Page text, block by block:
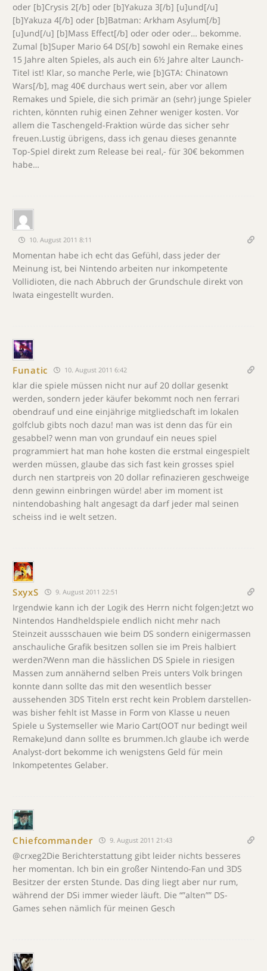
oder [b]Crysis 2[/b] oder [b]Yakuza 3[/b] [u]und[/u]
[b]Yakuza 4[/b] oder [b]Batman: Arkham Asylum[/b]
[u]und[/u] [b]Mass Effect[/b] oder oder oder… bekomme.
Zumal [b]Super Mario 64 DS[/b] sowohl ein Remake eines
15 Jahre alten Spieles, als auch ein 6½ Jahre alter Launch-
Titel ist! Klar, so manche Perle, wie [b]GTA: Chinatown
Wars[/b], mag 40€ durchaus wert sein, aber vor allem
Remakes und Spiele, die sich primär an (sehr) junge Spieler
richten, könnten ruhig einen Zehner weniger kosten. Vor
allem die Taschengeld-Fraktion würde das sicher sehr
freuen.Lustig übrigens, dass ich genau dieses genannte
Top-Spiel direkt zum Release bei real,- für 30€ bekommen
habe…
10. August 2011 8:11
Momentan habe ich echt das Gefühl, dass jeder der
Meinung ist, bei Nintendo arbeiten nur inkompetente
Vollidioten, die nach Abbruch der Grundschule direkt von
Iwata eingestellt wurden.
Funatic 10. August 2011 6:42
klar die spiele müssen nicht nur auf 20 dollar gesenkt
werden, sondern jeder käufer bekommt noch nen ferrari
obendrauf und eine einjährige mitgliedschaft im lokalen
golfclub gibts noch dazu! man was ist denn das für ein
gesabbel? wenn man von grundauf ein neues spiel
programmiert hat man hohe kosten die erstmal eingespielt
werden müssen, glaube das sich fast kein grosses spiel
durch nen startpreis von 20 dollar refinazieren geschweige
denn gewinn einbringen würde! aber im moment ist
nintendobashing halt angesagt da darf jeder mal seinen
scheiss ind ie welt setzen.
SxyxS 9. August 2011 22:51
Irgendwie kann ich der Logik des Herrn nicht folgen:Jetzt wo
Nintendos Handheldspiele endlich nicht mehr nach
Steinzeit aussschauen wie beim DS sondern einigermassen
anschauliche Grafik besitzen sollen sie im Preis halbiert
werden?Wenn man die hässlichen DS Spiele in riesigen
Massen zum annähernd selben Preis unters Volk bringen
konnte dann sollte das mit den wesentlich besser
aussehenden 3DS Titeln erst recht kein Problem darstellen-
was bisher fehlt ist Masse in Form von Klasse u neuen
Spiele u Systemseller wie Mario Cart(OOT nur bedingt weil
Remake)und dann sollte es brummen.Ich glaube ich werde
Analyst-dort bekomme ich wenigstens Geld für mein
Inkompetentes Gelaber.
Chiefcommander 9. August 2011 21:43
@crxeg2Die Berichterstattung gibt leider nichts besseres
her momentan. Ich bin ein großer Nintendo-Fan und 3DS
Besitzer der ersten Stunde. Das ding liegt aber nur rum,
während der DSi immer wieder läuft. Die “”alten”” DS-
Games sehen nämlich für meinen Gesch